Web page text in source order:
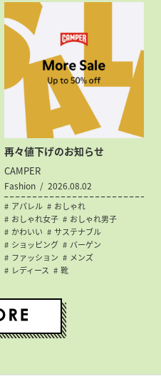
再々値下げのお知らせ
CAMPER
Fashion 2026.08.02
アパレル
おしゃれ
おしゃれ女子
おしゃれ男子
かわいい
サステナブル
ショッピング
バーゲン
ファッション
メンズ
レディース
靴